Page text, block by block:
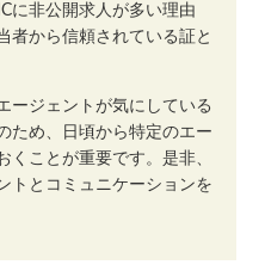
に非公開求人が多い理由
者から信頼されている証と
ージェントが気にしている
ため、日頃から特定のエー
くことが重要です。是非、
トとコミュニケーションを